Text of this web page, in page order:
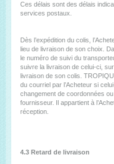
Ces délais sont des délais
services postaux.
Dès l’expédition du colis,
lieu de livraison de son choix.
le numéro de suivi du
suivre la livraison de celui-ci,
livraison de son colis.
du courriel par l’Acheteur si
changement de coordonnées
fournisseur. Il appartient à
réception.
4.3 Retard de livraison